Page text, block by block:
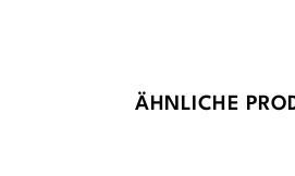
Produktgalerie überspringen
ÄHNLICHE